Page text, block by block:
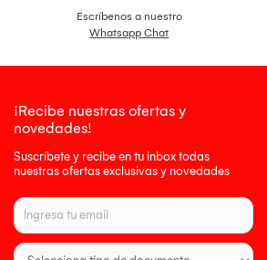
Escríbenos a nuestro
Whatsapp Chat
¡Recibe nuestras ofertas y
novedades!
Suscríbete y recibe en tu inbox todas
nuestras ofertas exclusivas y novedades